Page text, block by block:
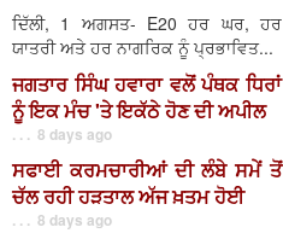
ਦਿੱਲੀ, 1 ਅਗਸਤ- E20 ਹਰ ਘਰ, ਹਰ
ਯਾਤਰੀ ਅਤੇ ਹਰ ਨਾਗਰਿਕ ਨੂੰ ਪ੍ਰਭਾਵਿਤ...
ਜਗਤਾਰ ਸਿੰਘ ਹਵਾਰਾ ਵਲੋਂ ਪੰਥਕ ਧਿਰਾਂ
ਨੂੰ ਇਕ ਮੰਚ 'ਤੇ ਇਕੱਠੇ ਹੋਣ ਦੀ ਅਪੀਲ
. . . 8 days ago
ਸਫਾਈ ਕਰਮਚਾਰੀਆਂ ਦੀ ਲੰਬੇ ਸਮੇਂ ਤੋਂ
ਚੱਲ ਰਹੀ ਹੜਤਾਲ ਅੱਜ ਖ਼ਤਮ ਹੋਈ
. . . 8 days ago